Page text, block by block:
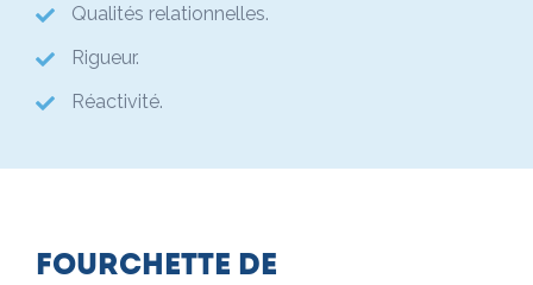
Qualités relationnelles.
Rigueur.
Réactivité.
Fourchette de